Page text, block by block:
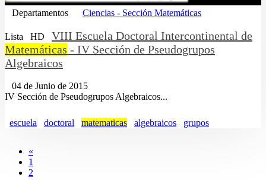
Departamentos Ciencias - Sección Matemáticas
Lista HD
VIII Escuela Doctoral Intercontinental de
Matemáticas - IV Sección de Pseudogrupos
Algebraicos
04 de Junio de 2015
IV Sección de Pseudogrupos Algebraicos...
escuela doctoral matematicas algebraicos grupos
«
1
2